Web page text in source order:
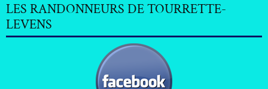
LES RANDONNEURS DE TOURRETTE-
LEVENS